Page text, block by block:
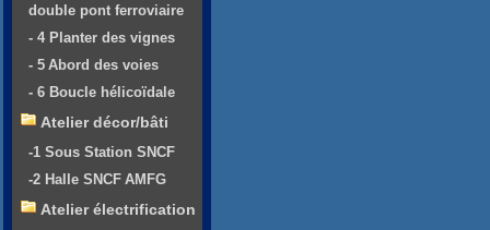
double pont ferroviaire
- 4 Planter des vignes
- 5 Abord des voies
- 6 Boucle hélicoïdale
Atelier décor/bâti
-1 Sous Station SNCF
-2 Halle SNCF AMFG
Atelier électrification